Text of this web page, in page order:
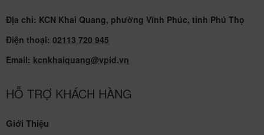
Địa chỉ: KCN Khai Quang, phường Vĩnh Phúc, tỉnh Phú Thọ
Điện thoại: 02113 720 945
Email: kcnkhaiquang@vpid.vn
HỖ TRỢ KHÁCH HÀNG
Giới Thiệu